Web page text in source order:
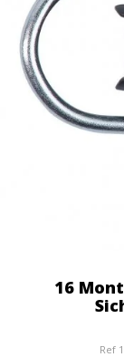
16
Ref